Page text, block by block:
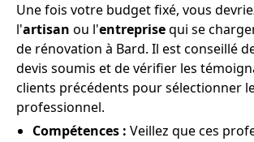
Une fois votre budget fixé, vous
l'artisan ou l'entreprisequi se
de rénovation à Bard. Il est conseillé
devis soumis et de vérifier les
clients précédents pour sélectionner
professionnel.
Compétences : Veillez que ces